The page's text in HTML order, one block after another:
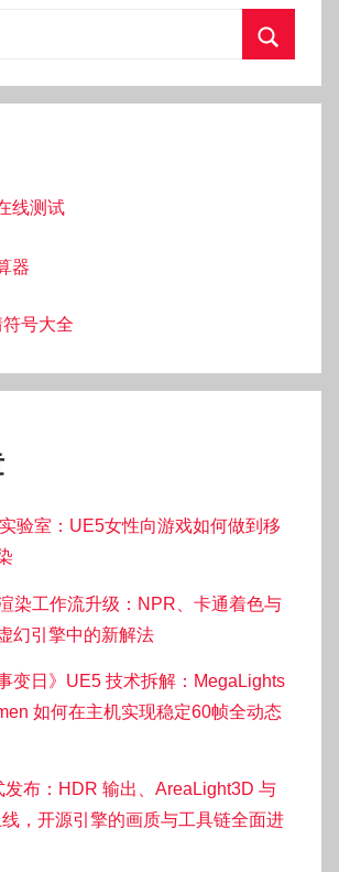
索
线测试
器
号大全
验室：UE5女性向游戏如何做到移
染工作流升级：NPR、卡通着色与
幻引擎中的新解法
变日》UE5 技术拆解：MegaLights
如何在主机实现稳定60帧全动态
发布：HDR 输出、AreaLight3D 与
，开源引擎的画质与工具链全面进